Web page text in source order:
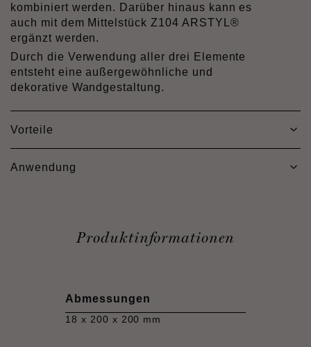
kombiniert werden. Darüber hinaus kann es
auch mit dem Mittelstück Z104 ARSTYL®
ergänzt werden.
Durch die Verwendung aller drei Elemente
entsteht eine außergewöhnliche und
dekorative Wandgestaltung.
Vorteile
Anwendung
Produktinformationen
Abmessungen
18 x 200 x 200 mm